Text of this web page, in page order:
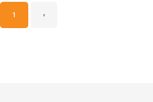
1 ›